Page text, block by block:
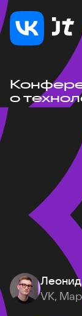
о
VK,